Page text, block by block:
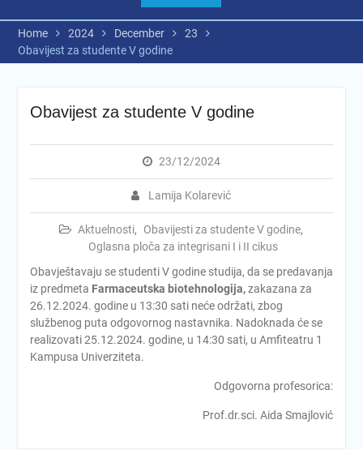
Home 2024 December
23
Obavijest za studente V godine
Obavijest za studente V godine
23/12/2024
Lamija Kolarević
Aktuelnosti, Obavijesti za studente V godine,
Oglasna ploča za integrisani I i II cikus
Obavještavaju se studenti V godine studija, da se predavanja
iz predmeta Farmaceutska biotehnologija,zakazana za
26.12.2024. godine u 13:30 sati neće održati, zbog
službenog puta odgovornog nastavnika. Nadoknada će se
realizovati 25.12.2024. godine, u 14:30 sati, u Amfiteatru 1
Kampusa Univerziteta.
Odgovorna profesorica:
Prof.dr.sci. Aida Smajlović